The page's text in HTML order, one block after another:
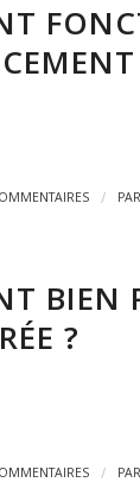
/ PAR
BIEN
?
/ PAR